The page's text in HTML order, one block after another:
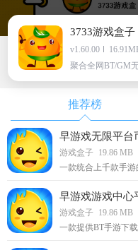
福利特权版早游戏盒子等
vip版本的游戏,每天都有新
戏盒子内容，就到apk8游戏
3733游戏盒子
v1.60.00
推荐榜
早游戏无限平台
游戏盒子 19.86 MB
一款统合上千款手游
早游戏游戏中心
游戏盒子 19.86 MB
一款提供BT手游下